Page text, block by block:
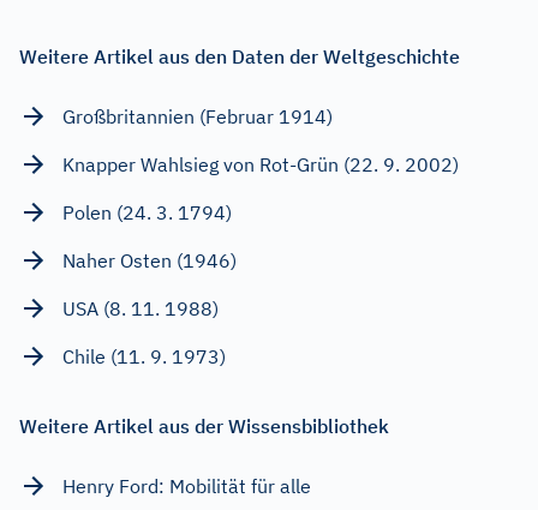
Weitere Artikel aus den Daten der Weltgeschichte
Großbritannien (Februar 1914)
Knapper Wahlsieg von Rot-Grün (22. 9. 2002)
Polen (24. 3. 1794)
Naher Osten (1946)
USA (8. 11. 1988)
Chile (11. 9. 1973)
Weitere Artikel aus der Wissensbibliothek
Henry Ford: Mobilität für alle